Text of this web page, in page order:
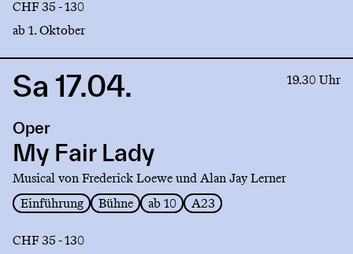
CHF 35 - 130
ab 1. Oktober
Link
My
Fair
Lady
Sa 17.04. 19.30 Uhr
Oper
My Fair Lady
Musical von Frederick Loewe und Alan Jay Lerner
Einführung
Bühne ab 10 A23
CHF 35 - 130